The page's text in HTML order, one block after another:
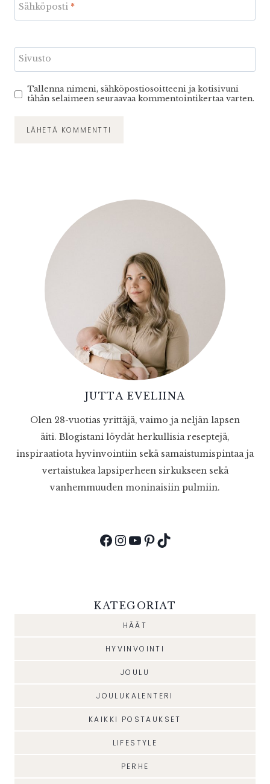
Sähköposti *
Sivusto
Tallenna nimeni, sähköpostiosoitteeni ja kotisivuni
tähän selaimeen seuraavaa kommentointikertaa varten.
JUTTA EVELIINA
Olen 28-vuotias yrittäjä, vaimo ja neljän lapsen
äiti. Blogistani löydät herkullisia reseptejä,
inspiraatiota hyvinvointiin sekä samaistumispintaa ja
vertaistukea lapsiperheen sirkukseen sekä
vanhemmuuden moninaisiin pulmiin.
Facebook
Instagram
YouTube
Pinterest
TikTok
KATEGORIAT
HÄÄT
HYVINVOINTI
JOULU
JOULUKALENTERI
KAIKKI POSTAUKSET
LIFESTYLE
PERHE